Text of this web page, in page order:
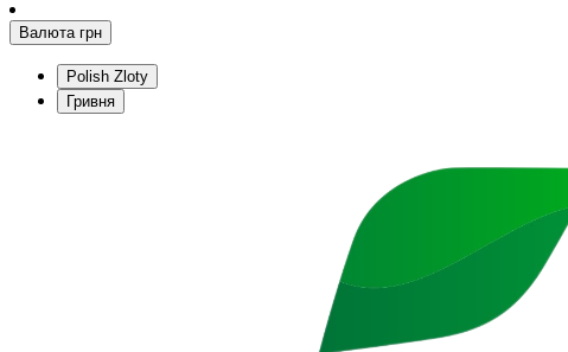
Валюта грн
Polish Zloty
Гривня